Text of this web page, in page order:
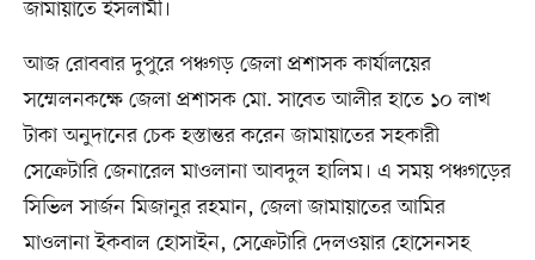
জামায়াতে ইসলামী।
আজ রোববার দুপুরে পঞ্চগড় জেলা প্রশাসক কার্যালয়ের
সম্মেলনকক্ষে জেলা প্রশাসক মো. সাবেত আলীর হাতে ১০ লাখ
টাকা অনুদানের চেক হস্তান্তর করেন জামায়াতের সহকারী
সেক্রেটারি জেনারেল মাওলানা আবদুল হালিম। এ সময় পঞ্চগড়ের
সিভিল সার্জন মিজানুর রহমান, জেলা জামায়াতের আমির
মাওলানা ইকবাল হোসাইন, সেক্রেটারি দেলওয়ার হোসেনসহ